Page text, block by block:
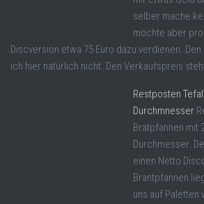
selber mache
möchte aber
Discversion etwa 75 Euro dazu verdienen.
ich hier natürlich nicht. Den Verkaufspreis
Restposten
Durchmnesser
Bratpfannen mit
Durchmesser.
einen Netto
Brantpfannen
uns auf Paletten